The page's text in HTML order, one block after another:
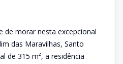
de morar nesta excepcional
das Maravilhas, Santo
de 315 m², a residência